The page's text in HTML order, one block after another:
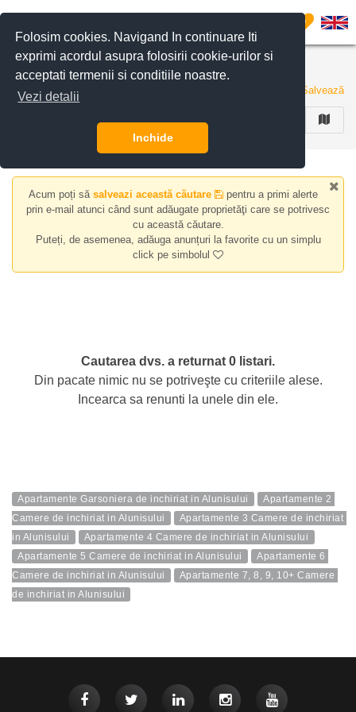
Folosim cookies. Navigand In continuare Iti
exprimi acordul asupra folosirii cookie-urilor si
acceptati termenii si conditiile noastre.
Vezi detalii
Inchide
0
Apartamente de inchiriat zona Alunisului
0 anunturi Salvează
FILTREAZA
Acum poți să salveazi această căutare
pentru a primi alerte
prin e-mail atunci când sunt adăugate proprietăţi care se potrivesc
cu această căutare.
Puteți, de asemenea, adăuga anunțuri la favorite cu un simplu
click pe simbolul
Cautarea dvs. a returnat 0 listari.
Din pacate nimic nu se potriveşte cu criteriile alese.
Incearca sa renunti la unele din ele.
Apartamente Garsoniera de inchiriat in Alunisului
Apartamente 2
Camere de inchiriat in Alunisului
Apartamente 3 Camere de inchiriat
in Alunisului
Apartamente 4 Camere de inchiriat in Alunisului
Apartamente 5 Camere de inchiriat in Alunisului
Apartamente 6
Camere de inchiriat in Alunisului
Apartamente 7, 8, 9, 10+ Camere
de inchiriat in Alunisului